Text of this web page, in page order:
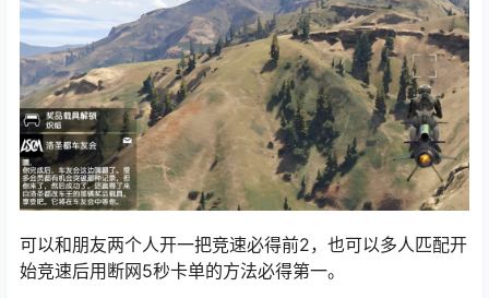
可以和朋友两个人开一把竞速必得前2，也可以多人匹配开
始竞速后用断网5秒卡单的方法必得第一。